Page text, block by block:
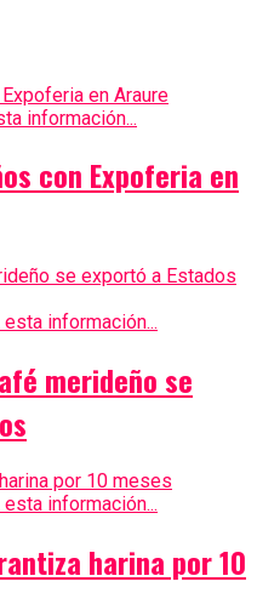
información...
con Expoferia en
información...
merideño se
información...
harina por 10